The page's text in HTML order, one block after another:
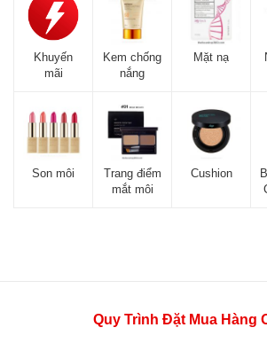
Khuyến
mãi
Kem chống
nắng
Mặt nạ
Son môi
Trang điểm
mắt môi
Cushion
Quy Trình Đặt Mua Hàng